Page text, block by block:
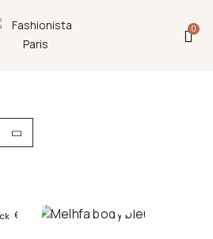
0
17 juillet 16h au 12 août.
indisponible et aucune
en main propre ne sera